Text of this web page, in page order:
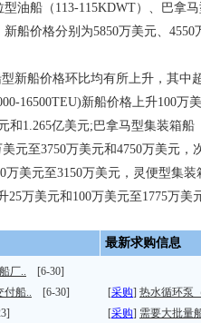
型油船（113-115KDWT）、巴拿
船价格分别为5850万美元、4550
新船价格环比均有所上升，其中
16500TEU)新船价格上升100万
和1.265亿美元;巴拿马型集装箱船
元至3750万美元和4750万美元，
万美元至3150万美元，灵便型集装
25万美元和100万美元至1775万美
最新求购信息
厂.. [6-30]
付船.. [6-30]
[采购] 热水循环泵
[采购] 需要大批量